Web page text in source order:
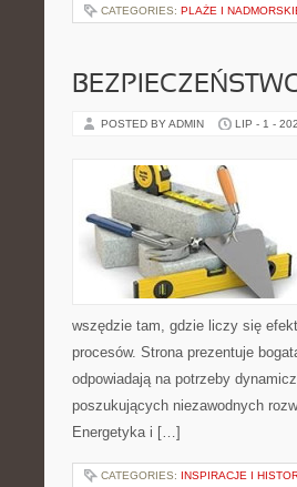
CATEGORIES: PLAŻE I
POSTED BY ADMIN LIP - 1 -
wszędzie tam, gdzie liczy się
procesów. Strona prezentuje
odpowiadają na potrzeby
poszukujących niezawodnych
Energetyka i […]
CATEGORIES: INSPIRACJE I